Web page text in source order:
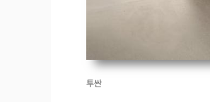
투싼